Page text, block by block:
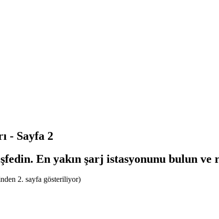
- Sayfa 2
En yakın şarj istasyonunu bulun ve
2. sayfa gösteriliyor)